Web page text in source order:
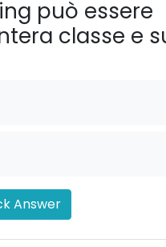
può essere
classe e
Answer